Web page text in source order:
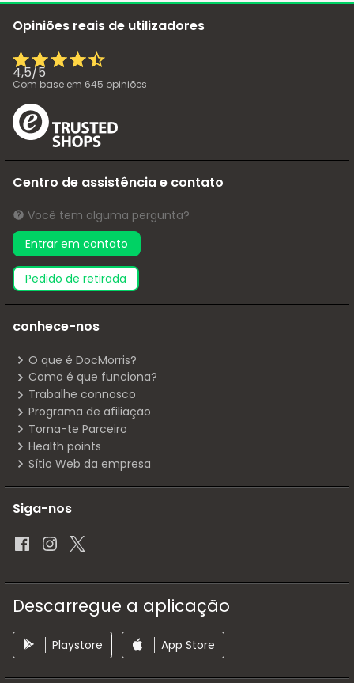
Opiniões reais de utilizadores
4,5/5
Com base em 645 opiniões
Centro de assistência e contato
Você tem alguma pergunta?
Entrar em contato
pedido de retirada
conhece-nos
O que é DocMorris?
Como é que funciona?
Trabalhe connosco
Programa de afiliação
Torna-te Parceiro
Health points
Sítio Web da empresa
Siga-nos
Descarregue a aplicação
Playstore App Store